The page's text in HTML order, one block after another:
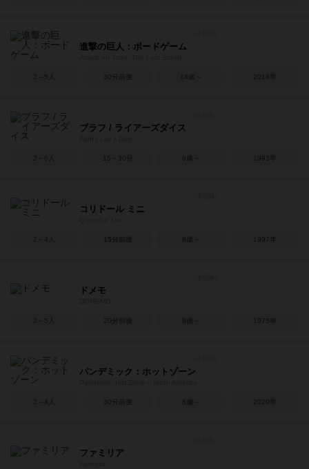
進撃の巨人：ボードゲーム
2～5人 30分前後 14歳～ 2016年
ブラフ / ライアーズダイス
2～6人 15～30分 8歳～ 1993年
コリドール ミニ
2～4人 15分前後 8歳～ 1997年
ドメモ
2～5人 20分前後 8歳～ 1975年
パンデミック：ホットゾーン
2～4人 30分前後 8歳～ 2020年
ファミリア